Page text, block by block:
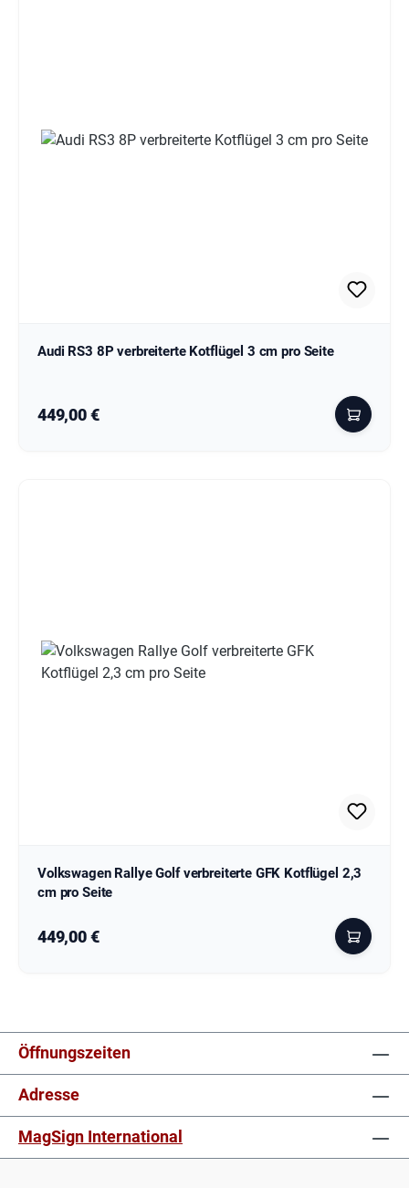
Audi RS3 8P verbreiterte Kotflügel 3 cm pro Seite
Regulärer Preis:
449,00 €
Volkswagen Rallye Golf verbreiterte GFK Kotflügel 2,3
cm pro Seite
Regulärer Preis:
449,00 €
Öffnungszeiten
Adresse
MagSign International